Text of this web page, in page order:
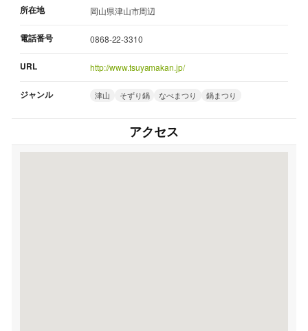
所在地 岡山県津山市周辺
電話番号 0868-22-3310
URL http://www.tsuyamakan.jp/
ジャンル 津山 そずり鍋 なべまつり 鍋まつり
アクセス